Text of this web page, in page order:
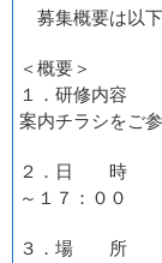
募集概要は以下
＜概要＞
１．研修内容
案内チラシをご
２．日 時
～１７：００
３．場 所